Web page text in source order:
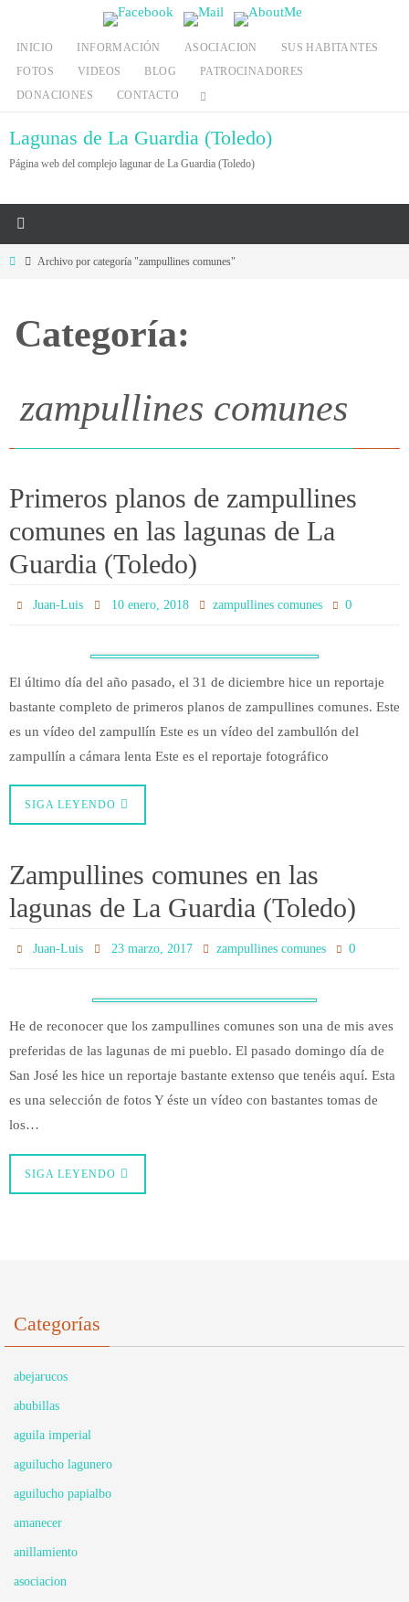
contenido
INICIO INFORMACIÓN ASOCIACION
SUS HABITANTES
FOTOS
VIDEOS BLOG
PATROCINADORES
DONACIONES
CONTACTO
Lagunas de La Guardia (Toledo)
Página web del complejo lagunar de La Guardia (Toledo)
InicioArchivo por categoría "zampullines comunes"
Categoría:
zampullines comunes
Primeros planos de zampullines
comunes en las lagunas de La
Guardia (Toledo)
Juan-Luis 10 enero, 2018 zampullines comunes 0
El último día del año pasado, el 31 de diciembre hice un reportaje
bastante completo de primeros planos de zampullines comunes. Este
es un vídeo del zampullín Este es un vídeo del zambullón del
zampullín a cámara lenta Este es el reportaje fotográfico
SIGA LEYENDO
Zampullines comunes en las
lagunas de La Guardia (Toledo)
Juan-Luis 23 marzo, 2017 zampullines comunes 0
He de reconocer que los zampullines comunes son una de mis aves
preferidas de las lagunas de mi pueblo. El pasado domingo día de
San José les hice un reportaje bastante extenso que tenéis aquí. Esta
es una selección de fotos Y éste un vídeo con bastantes tomas de
los…
SIGA LEYENDO
Categorías
abejarucos
abubillas
aguila imperial
aguilucho lagunero
aguilucho papialbo
amanecer
anillamiento
asociacion